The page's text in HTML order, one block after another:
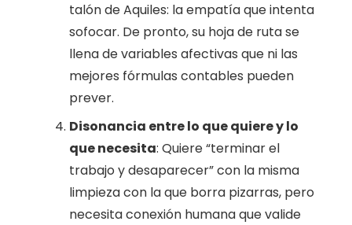
talón de Aquiles: la empatía que intenta
sofocar. De pronto, su hoja de ruta se
llena de variables afectivas que ni las
mejores fórmulas contables pueden
prever.
Disonancia entre lo que quiere y lo
que necesita: Quiere “terminar el
trabajo y desaparecer” con la misma
limpieza con la que borra pizarras, pero
necesita conexión humana que valide